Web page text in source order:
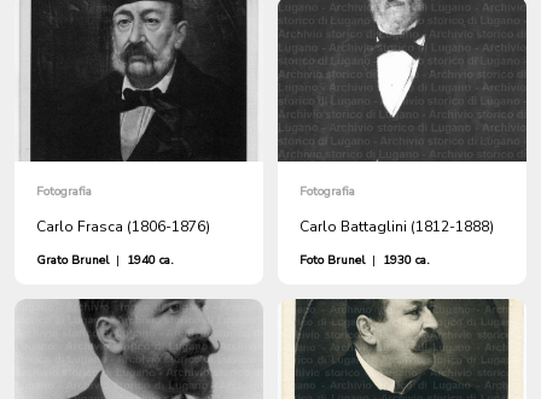
Fotografia
Carlo Frasca (1806-1876)
Grato Brunel | 1940 ca.
Fotografia
Carlo Battaglini (1812-1888)
Foto Brunel | 1930 ca.